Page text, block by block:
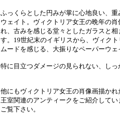
ふっくらとした円みが掌に心地良い、
ウェイト。ヴィクトリア女王の晩年の
れ、古みを感じる堂々としたガラスと
す。19世紀末のイギリスから、ヴィク
ムードを感じる、大振りなペーパーウェ
特に目立つダメージの見られない、しっ
他にもヴィクトリア女王の肖像画描かれ
王室関連のアンティークをご紹介して
ご覧下さい。